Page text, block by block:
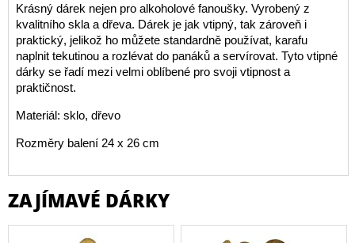
Krásný dárek nejen pro alkoholové fanoušky. Vyrobený z
kvalitního skla a dřeva. Dárek je jak vtipný, tak zároveň i
praktický, jelikož ho můžete standardně používat, karafu
naplnit tekutinou a rozlévat do panáků a servírovat. Tyto vtipné
dárky se řadí mezi velmi oblíbené pro svoji vtipnost a
praktičnost.
Materiál: sklo, dřevo
Rozměry balení 24 x 26 cm
ZAJÍMAVÉ DÁRKY